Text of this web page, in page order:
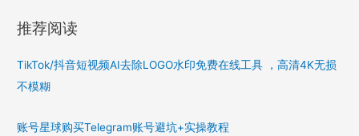
推荐阅读
TikTok/抖音短视频AI去除LOGO水印免费在线工具 ，高清4K无损
不模糊
账号星球购买Telegram账号避坑+实操教程